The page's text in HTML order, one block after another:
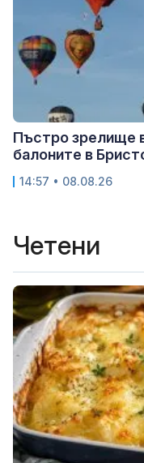
Пъстро зрелище
балоните в
14:57 • 08.08.26
Четени